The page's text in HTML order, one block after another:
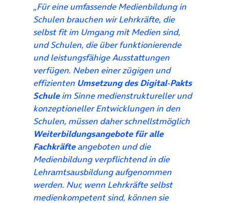
„Für eine umfassende Medienbildung in
Schulen brauchen wir Lehrkräfte, die
selbst fit im Umgang mit Medien sind,
und Schulen, die über funktionierende
und leistungsfähige Ausstattungen
verfügen. Neben einer zügigen und
effizienten Umsetzung des Digital-Pakts
Schuleim Sinne medienstruktureller und
konzeptioneller Entwicklungen in den
Schulen, müssen daher schnellstmöglich
Weiterbildungsangebote für alle
Fachkräfteangeboten und die
Medienbildung verpflichtend in die
Lehramtsausbildung aufgenommen
werden. Nur, wenn Lehrkräfte selbst
medienkompetent sind, können sie